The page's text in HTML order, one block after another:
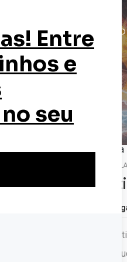
Blog Contato
MATRÍCULA